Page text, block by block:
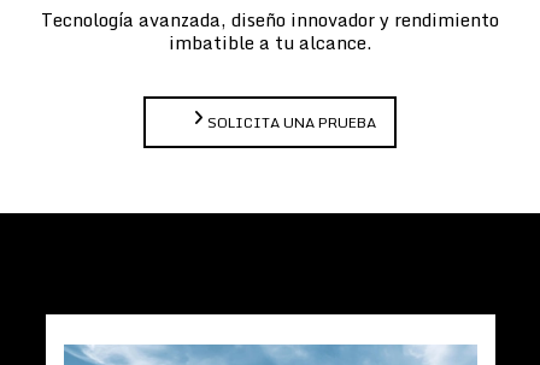
Tecnología avanzada, diseño innovador y rendimiento
imbatible a tu alcance.
SOLICITA UNA PRUEBA